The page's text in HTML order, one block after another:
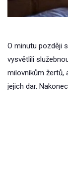
O minutu později
vysvětlili
milovníkům žertů,
jejich dar.